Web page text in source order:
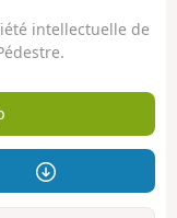
intellectuelle de